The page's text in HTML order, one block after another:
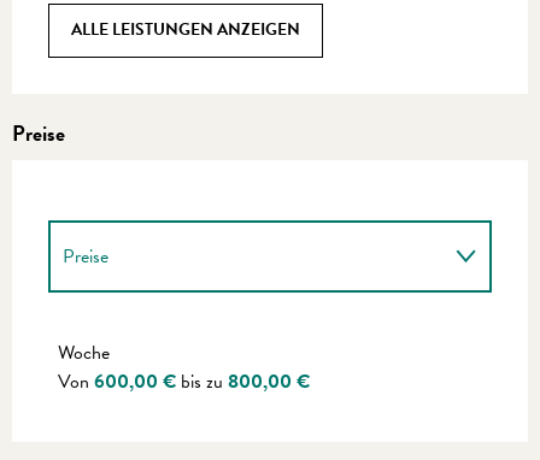
ALLE LEISTUNGEN ANZEIGEN
Preise
Preise
Woche
Von 600,00 € bis zu 800,00 €